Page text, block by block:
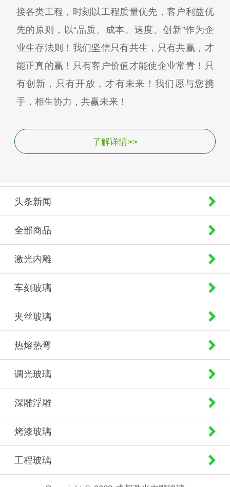
接各类工程，时刻以工程质量优先，客户利益优
先的原则，以“品质、成本、速度、创新”作为企
业生存法则！我们坚信只有共生，只有共赢，才
能正真的赢！只有客户价值才能使企业常青！只
有创新，只有开放，才有未来！我们愿与您携
手，相生协力，共赢未来！
了解详情>>
头条新闻
全部商品
激光内雕
车刻玻璃
夹丝玻璃
热熔热弯
调光玻璃
深雕浮雕
烤漆玻璃
工程玻璃